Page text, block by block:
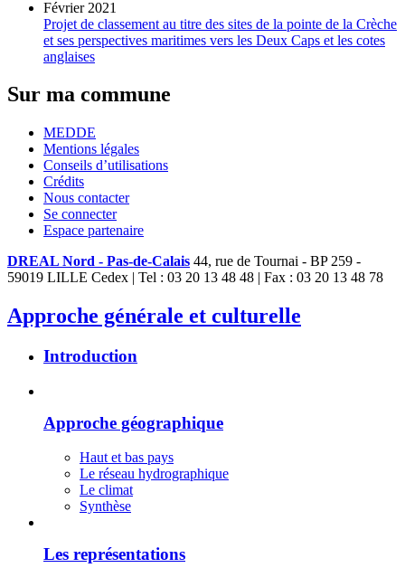
Février 2021
Projet de classement au titre des sites de la pointe de la Crèche
et ses perspectives maritimes vers les Deux Caps et les cotes
anglaises
Sur ma commune
MEDDE
Mentions légales
Conseils d’utilisations
Crédits
Nous contacter
Se connecter
Espace partenaire
DREAL Nord - Pas-de-Calais 44, rue de Tournai - BP 259 -
59019 LILLE Cedex | Tel : 03 20 13 48 48 | Fax : 03 20 13 48 78
Approche générale et culturelle
Introduction
Approche géographique
Haut et bas pays
Le réseau hydrographique
Le climat
Synthèse
Les représentations